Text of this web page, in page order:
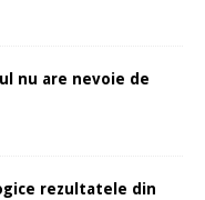
nu are nevoie de
rezultatele din